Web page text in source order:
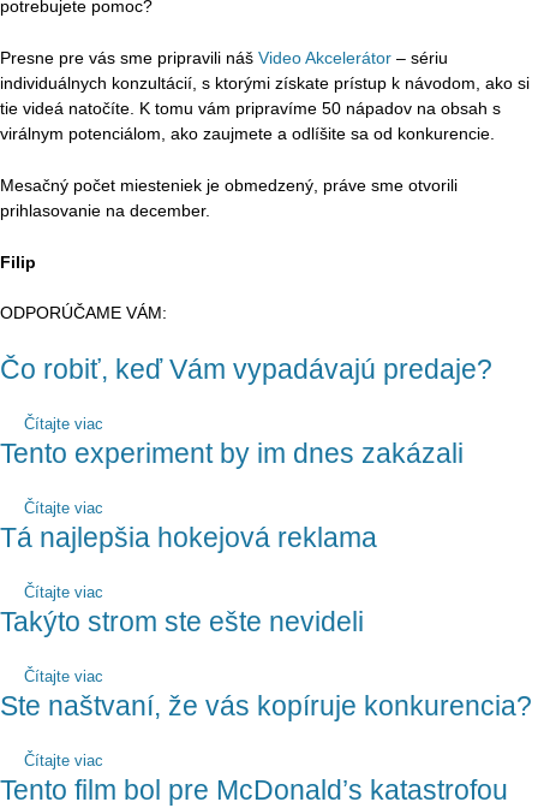
potrebujete pomoc?
Presne pre vás sme pripravili náš Video Akcelerátor – sériu
individuálnych konzultácií, s ktorými získate prístup k návodom, ako si
tie videá natočíte. K tomu vám pripravíme 50 nápadov na obsah s
virálnym potenciálom, ako zaujmete a odlíšite sa od konkurencie.
Mesačný počet miesteniek je obmedzený, práve sme otvorili
prihlasovanie na december.
Filip
ODPORÚČAME VÁM:
Čo robiť, keď Vám vypadávajú predaje?
Čítajte viac
Tento experiment by im dnes zakázali
Čítajte viac
Tá najlepšia hokejová reklama
Čítajte viac
Takýto strom ste ešte nevideli
Čítajte viac
Ste naštvaní, že vás kopíruje konkurencia?
Čítajte viac
Tento film bol pre McDonald’s katastrofou